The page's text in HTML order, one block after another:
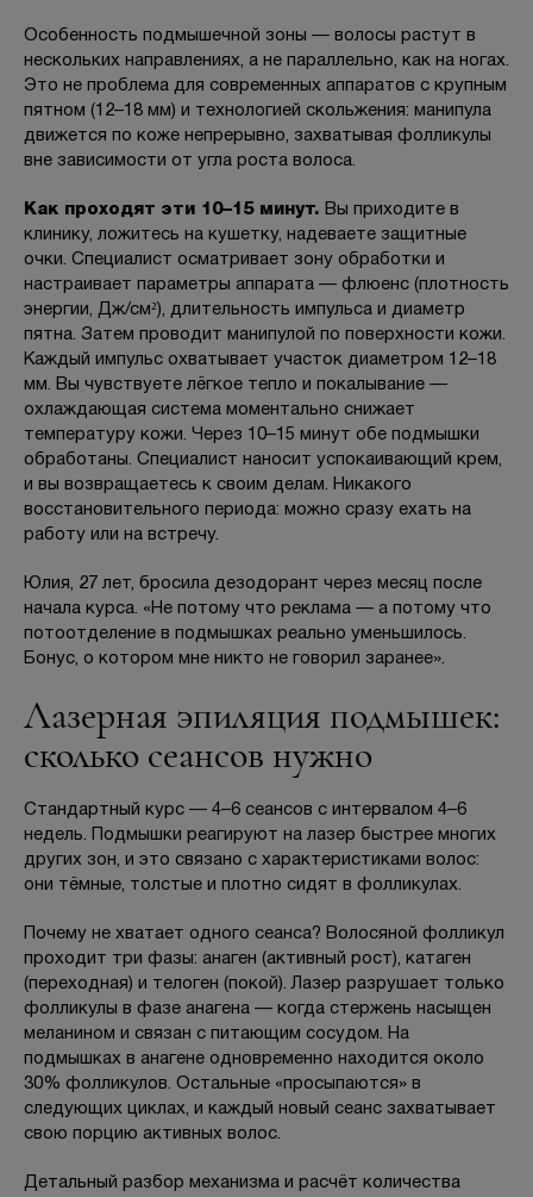
Особенность подмышечной зоны — волосы растут в
нескольких направлениях, а не параллельно, как на ногах.
Это не проблема для современных аппаратов с крупным
пятном (12–18 мм) и технологией скольжения: манипула
движется по коже непрерывно, захватывая фолликулы
вне зависимости от угла роста волоса.
Как проходят эти 10–15 минут. Вы приходите в
клинику, ложитесь на кушетку, надеваете защитные
очки. Специалист осматривает зону обработки и
настраивает параметры аппарата — флюенс (плотность
энергии, Дж/см²), длительность импульса и диаметр
пятна. Затем проводит манипулой по поверхности кожи.
Каждый импульс охватывает участок диаметром 12–18
мм. Вы чувствуете лёгкое тепло и покалывание —
охлаждающая система моментально снижает
температуру кожи. Через 10–15 минут обе подмышки
обработаны. Специалист наносит успокаивающий крем,
и вы возвращаетесь к своим делам. Никакого
восстановительного периода: можно сразу ехать на
работу или на встречу.
Юлия, 27 лет, бросила дезодорант через месяц после
начала курса. «Не потому что реклама — а потому что
потоотделение в подмышках реально уменьшилось.
Бонус, о котором мне никто не говорил заранее».
Лазерная эпиляция подмышек:
сколько сеансов нужно
Стандартный курс — 4–6 сеансов с интервалом 4–6
недель. Подмышки реагируют на лазер быстрее многих
других зон, и это связано с характеристиками волос:
они тёмные, толстые и плотно сидят в фолликулах.
Почему не хватает одного сеанса? Волосяной фолликул
проходит три фазы: анаген (активный рост), катаген
(переходная) и телоген (покой). Лазер разрушает только
фолликулы в фазе анагена — когда стержень насыщен
меланином и связан с питающим сосудом. На
подмышках в анагене одновременно находится около
30% фолликулов. Остальные «просыпаются» в
следующих циклах, и каждый новый сеанс захватывает
свою порцию активных волос.
Детальный разбор механизма и расчёт количества